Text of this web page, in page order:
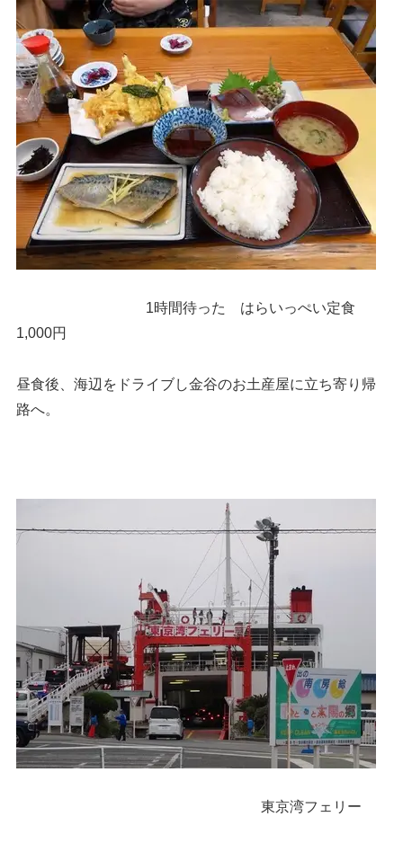
1時間待った はらいっぺい定食
1,000円
昼食後、海辺をドライブし金谷のお土産屋に立ち寄り帰
路へ。
東京湾フェリー